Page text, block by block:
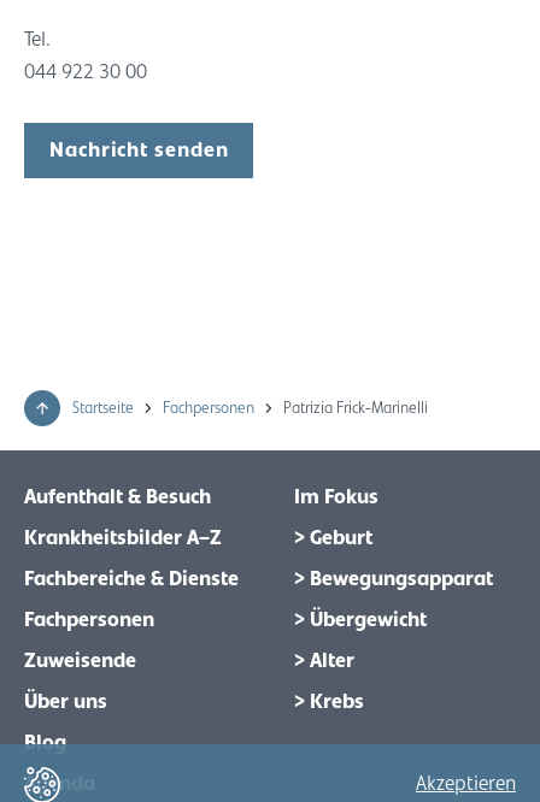
Tel.
044 922 30 00
Nachricht senden
Akzeptieren
Startseite Fachpersonen Patrizia Frick-Marinelli
Aufenthalt & Besuch
Krankheitsbilder A–Z
Fachbereiche & Dienste
Fachpersonen
Zuweisende
Über uns
Blog
Agenda
Im Fokus
> Geburt
> Bewegungsapparat
> Übergewicht
> Alter
> Krebs